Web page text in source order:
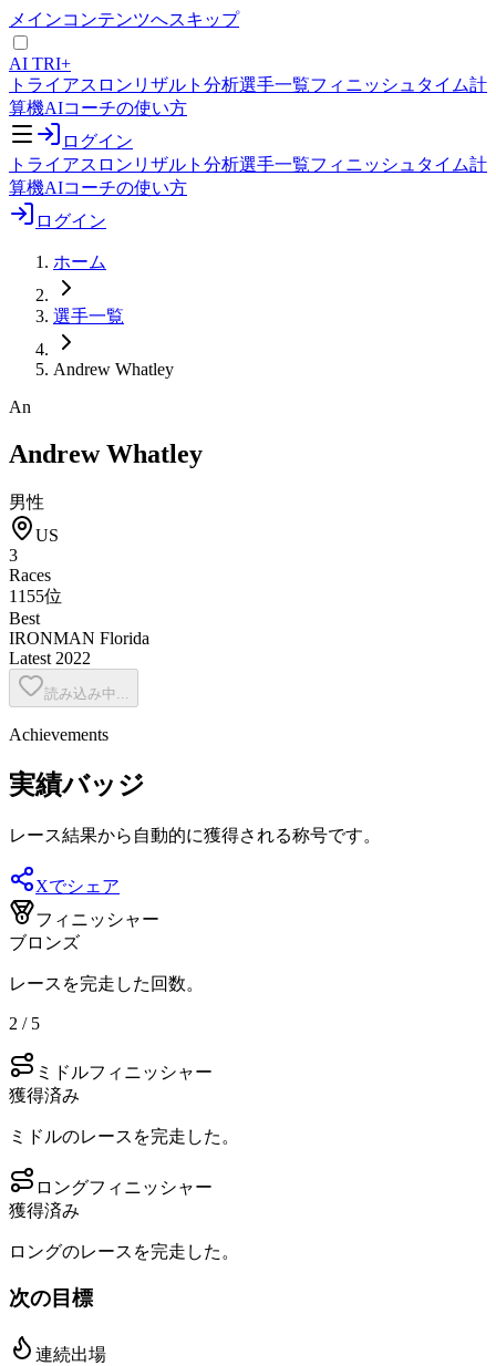
メインコンテンツへスキップ
AI TRI+
トライアスロンリザルト分析選手一覧フィニッシュタイム計
算機AIコーチの使い方
ログイン
トライアスロンリザルト分析選手一覧フィニッシュタイム計
算機AIコーチの使い方
ログイン
ホーム
選手一覧
Andrew Whatley
An
Andrew Whatley
男性
US
3
Races
1155位
Best
IRONMAN Florida
Latest 2022
読み込み中...
Achievements
実績バッジ
レース結果から自動的に獲得される称号です。
Xでシェア
フィニッシャー
ブロンズ
レースを完走した回数。
2 / 5
ミドルフィニッシャー
獲得済み
ミドルのレースを完走した。
ロングフィニッシャー
獲得済み
ロングのレースを完走した。
次の目標
連続出場